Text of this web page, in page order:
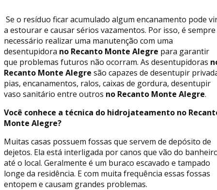
Se o resíduo ficar acumulado algum encanamento pode
a estourar e causar sérios vazamentos. Por isso, é sempre
necessário realizar uma manutenção com uma
desentupidora no Recanto Monte Alegre para garantir
que problemas futuros não ocorram. As desentupidoras
Recanto Monte Alegre são capazes de desentupir
pias, encanamentos, ralos, caixas de gordura, desentupir
vaso sanitário entre outros no Recanto Monte Alegre.
Você conhece a técnica do hidrojateamento no
Monte Alegre?
Muitas casas possuem fossas que servem de depósito de
dejetos. Ela está interligada por canos que vão do
até o local. Geralmente é um buraco escavado e tampado
longe da residência. E com muita frequência essas fossas
entopem e causam grandes problemas.